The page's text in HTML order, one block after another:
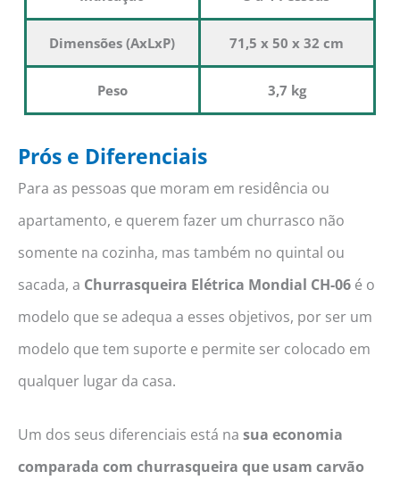
Dimensões (AxLxP) 71,5 x 50 x 32 cm
Peso 3,7 kg
Prós e Diferenciais
Para as pessoas que moram em residência ou
apartamento, e querem fazer um churrasco não
somente na cozinha, mas também no quintal ou
sacada, a Churrasqueira Elétrica Mondial CH-06 é o
modelo que se adequa a esses objetivos, por ser um
modelo que tem suporte e permite ser colocado em
qualquer lugar da casa.
Um dos seus diferenciais está na sua economia
comparada com churrasqueira que usam carvão